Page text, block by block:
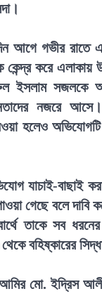
আগে গভীর রাতে
কেন্দ্র করে এলাকায়
নুরুল ইসলাম সজলকে
নজরে
হলেও
যাচাই-বাছাই
গেছে বলে দাবি
তাকে সব
বহিষ্কারের
আমির মো. ইদ্রিস